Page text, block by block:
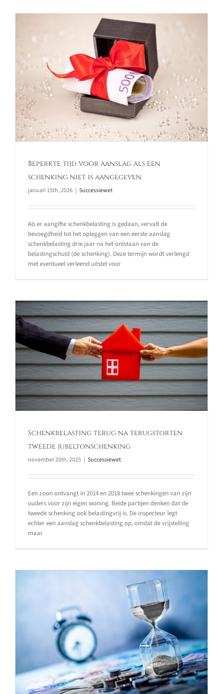
Beperkte tijd voor aanslag als een
schenking niet is aangegeven
januari 15th, 2026 | Successiewet
Als er aangifte schenkbelasting is gedaan, vervalt de
bevoegdheid tot het opleggen van een eerste aanslag
schenkbelasting drie jaar na het ontstaan van de
belastingschuld (de schenking). Deze termijn wordt verlengd
met eventueel verleend uitstel voor
Schenkbelasting terug na terugstorten
tweede jubeltonschenking
november 20th, 2025 | Successiewet
Een zoon ontvangt in 2014 en 2018 twee schenkingen van zijn
ouders voor zijn eigen woning. Beide partijen denken dat de
tweede schenking ook belastingvrij is. De inspecteur legt
echter een aanslag schenkbelasting op, omdat de vrijstelling
maar